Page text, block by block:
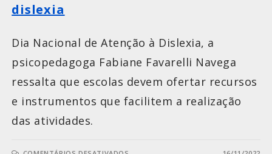
dislexia
Dia Nacional de Atenção à Dislexia, a
psicopedagoga Fabiane Favarelli Navega
ressalta que escolas devem ofertar recursos
e instrumentos que facilitem a realização
das atividades.